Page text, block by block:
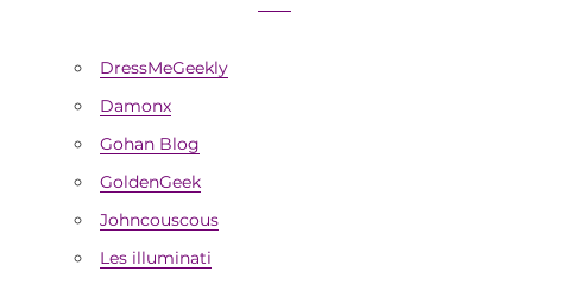
DressMeGeekly
Damonx
Gohan Blog
GoldenGeek
Johncouscous
Les illuminati